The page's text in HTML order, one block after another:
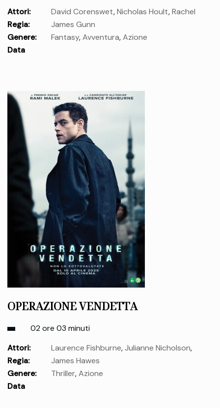
Attori: David Corenswet,Nicholas Hoult,Rachel
Brosnahan
Nathan Fillion
Skyler Gisondo,Anthony Carrigan,Edi Gathegi
Sampaio
Regia:
James Gunn
Genere:
Fantasy,Avventura,Azione
Data
OPERAZIONE VENDETTA
02 ore 03 minuti
Attori:
Laurence Fishburne,Julianne Nicholson,
Rachel Brosnahan, Adrian Martinez
McCallany
Rami Malek
Regia:
James Hawes
Genere:
Thriller,Azione
Data